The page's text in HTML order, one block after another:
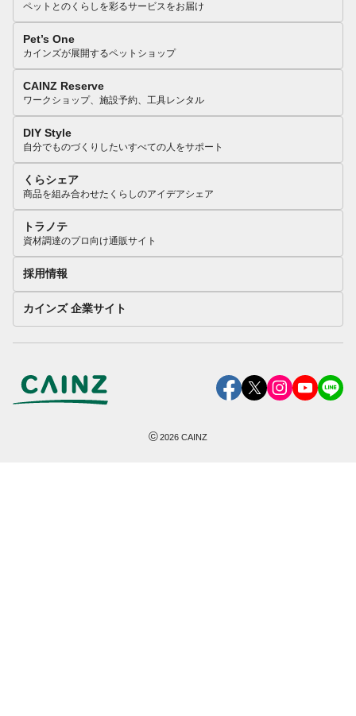
ペットとのくらしを彩るサービスをお届け
Pet’s One
カインズが展開するペットショップ
CAINZ Reserve
ワークショップ、施設予約、工具レンタル
DIY Style
自分でものづくりしたいすべての人をサポート
くらシェア
商品を組み合わせたくらしのアイデアシェア
トラノテ
資材調達のプロ向け通販サイト
採用情報
カインズ 企業サイト
©2026 CAINZ